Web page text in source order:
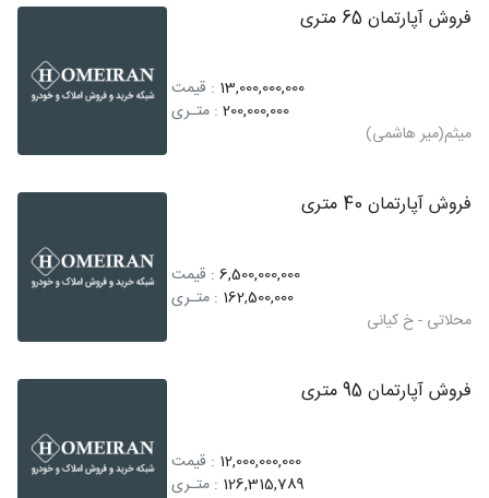
فروش آپارتمان 65 متری
13,000,000,000 : قیمت
200,000,000 : متـری
میثم(میر هاشمی)
فروش آپارتمان 40 متری
6,500,000,000 : قیمت
162,500,000 : متـری
محلاتی - خ کیانی
فروش آپارتمان 95 متری
12,000,000,000 : قیمت
126,315,789 : متـری